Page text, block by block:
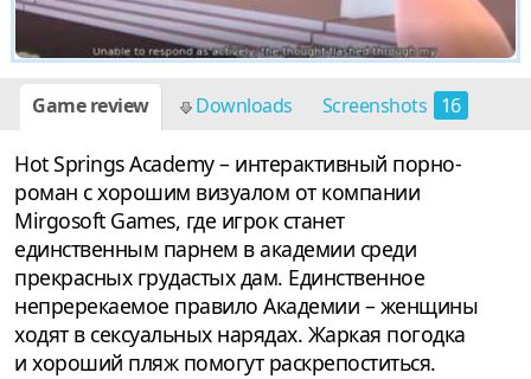
Game review Downloads Screenshots 16
Hot Springs Academy – интерактивный порно-
роман с хорошим визуалом от компании
Mirgosoft Games, где игрок станет
единственным парнем в академии среди
прекрасных грудастых дам. Единственное
непререкаемое правило Академии – женщины
ходят в сексуальных нарядах. Жаркая погодка
и хороший пляж помогут раскрепоститься.